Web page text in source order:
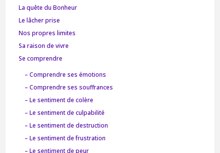
La quête du Bonheur
Le lâcher prise
Nos propres limites
Sa raison de vivre
Se comprendre
– Comprendre ses émotions
– Comprendre ses souffrances
– Le sentiment de colère
– Le sentiment de culpabilité
– Le sentiment de destruction
– Le sentiment de frustration
– Le sentiment de peur